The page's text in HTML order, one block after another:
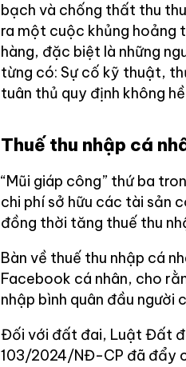
bạch và chống thất thu
ra một cuộc khủng hoảng
hàng, đặc biệt là những
từng có: Sự cố kỹ thuật,
tuân thủ quy định không
Thuế thu nhập cá
“Mũi giáp công” thứ ba
chi phí sở hữu các tài sản
đồng thời tăng thuế thu
Bàn về thuế thu nhập cá
Facebook cá nhân, cho
nhập bình quân đầu người
Đối với đất đai, Luật Đất
103/2024/NĐ-CP đã đẩy